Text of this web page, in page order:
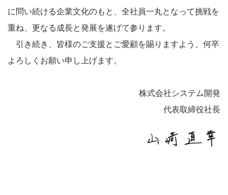
に問い続ける企業文化のもと、全社員一丸となって挑戦を
重ね、更なる成長と発展を遂げて参ります。
引き続き、皆様のご支援とご愛顧を賜りますよう、何卒
よろしくお願い申し上げます。
株式会社システム開発
代表取締役社長